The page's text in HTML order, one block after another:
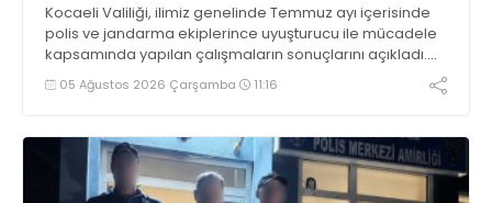
Kocaeli Valiliği, ilimiz genelinde Temmuz ayı içerisinde
polis ve jandarma ekiplerince uyuşturucu ile mücadele
kapsamında yapılan çalışmaların sonuçlarını açıkladı.
Çalışmalar sonucunda uyuşturucu ve uyarıcı madde
kullanan, ticaretini ve sevkiyatını yapan 44 şahıs
05 Ağustos 2026 Çarşamba 11:16